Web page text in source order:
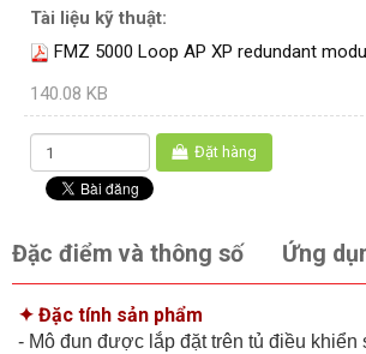
Tài liệu kỹ thuật:
FMZ 5000 Loop AP XP redundant
140.08 KB
Đặt hàng
Đặc điểm và thông số Ứng
✦ Đặc tính sản phẩm
- Mô đun được lắp đặt trên tủ điều khiển